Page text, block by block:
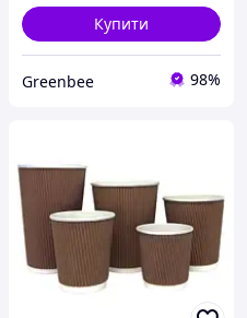
Купити
Greenbee 98%